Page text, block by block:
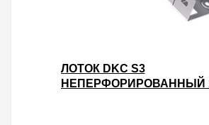
ЛОТОК DKC S3
НЕПЕРФОРИРОВАННЫЙ